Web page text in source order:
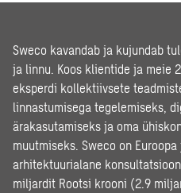
Sweco kavandab ja kujundab
ja linnu. Koos klientide ja meie
eksperdi kollektiivsete
linnastumisega tegelemiseks,
ärakasutamiseks ja oma
muutmiseks. Sweco on
arhitektuurialane
miljardit Rootsi krooni (2.9